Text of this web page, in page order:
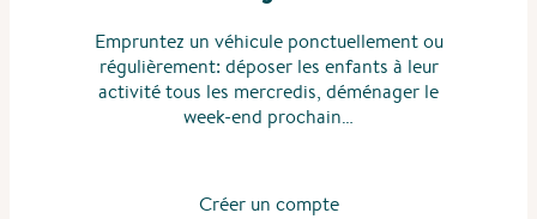
Empruntez un véhicule ponctuellement ou
régulièrement: déposer les enfants à leur
activité tous les mercredis, déménager le
week-end prochain…
Créer un compte